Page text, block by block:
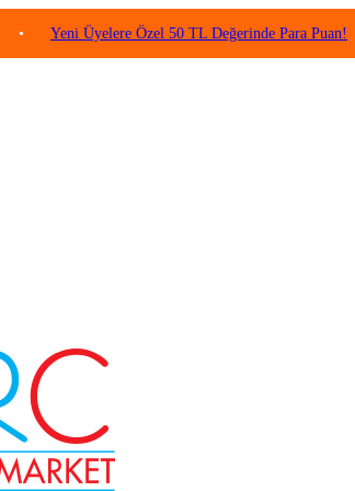
Yeni Üyelere Özel 50 TL Değerinde Para Puan! •